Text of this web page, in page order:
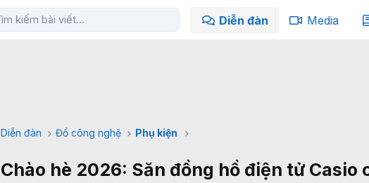
Diễn đàn Media
Diễn đàn Đồ công nghệ Phụ kiện
Chào hè 2026: Săn đồng hồ điện tử Casio